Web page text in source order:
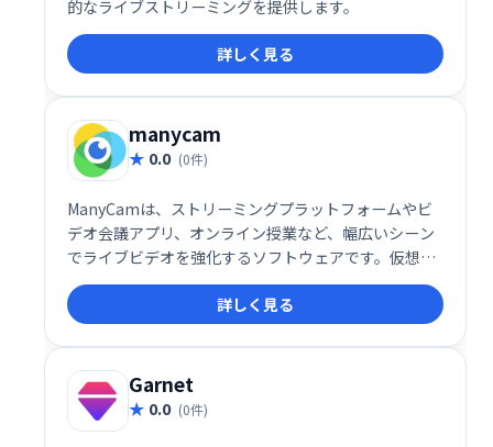
的なライブストリーミングを提供します。
詳しく見る
manycam
0.0 (0件)
ManyCamは、ストリーミングプラットフォームやビ
デオ会議アプリ、オンライン授業など、幅広いシーン
でライブビデオを強化するソフトウェアです。仮想背
景やエフェクトの追加、複数のカメラ切り替えなどの
高度な機能を搭載し、ビデオ通話や配信をより魅力的
に演出します。プロフェッショナルから初心者まで使
いやすい設計で、様々な用途に対応可能です。
詳しく見る
Garnet
0.0 (0件)